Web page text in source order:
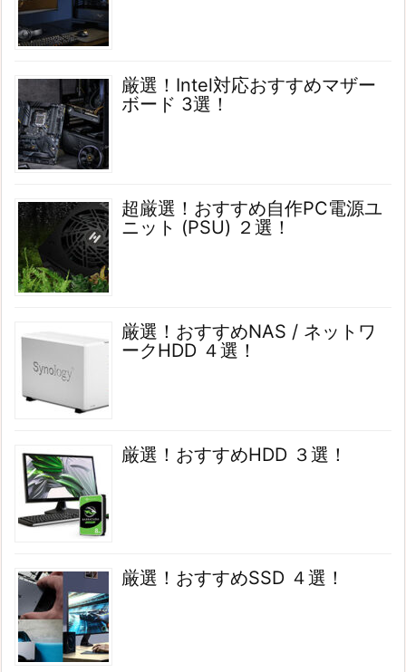
厳選！Intel対応おすすめマザー
ボード 3選！
超厳選！おすすめ自作PC電源ユ
ニット (PSU) ２選！
厳選！おすすめNAS / ネットワ
ークHDD ４選！
厳選！おすすめHDD ３選！
厳選！おすすめSSD ４選！